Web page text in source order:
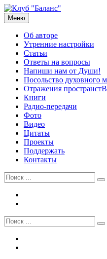
Перейти
к
содержимому
Рузов Вячеслав Олегович
Личный сайт
Меню
Об авторе
Утренние настройки
Статьи
Ответы на вопросы
Напиши нам от Души!
Посольство духовного
Отражения пространстВ
Книги
Радио-передачи
Фото
Видео
Цитаты
Проекты
Поддержать
Контакты
Найти:
Найти: